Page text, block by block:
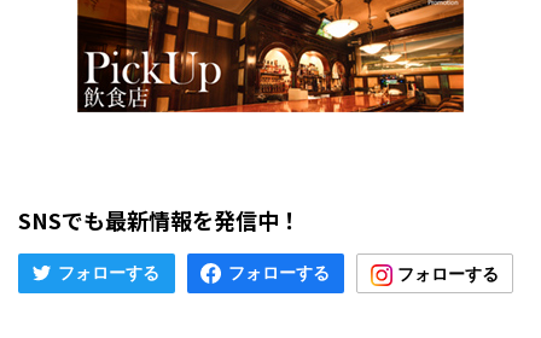
SNSでも最新情報を発信中！